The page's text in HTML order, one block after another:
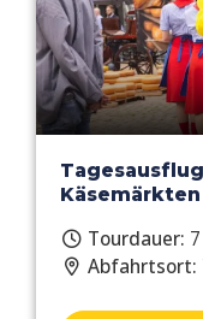
Tourdauer:
Abfahrtsort: